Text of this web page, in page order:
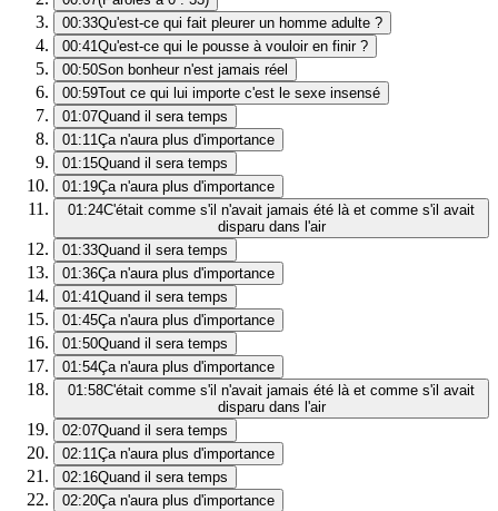
00:33Qu'est-ce qui fait pleurer un homme adulte ?
00:41Qu'est-ce qui le pousse à vouloir en finir ?
00:50Son bonheur n'est jamais réel
00:59Tout ce qui lui importe c'est le sexe insensé
01:07Quand il sera temps
01:11Ça n'aura plus d'importance
01:15Quand il sera temps
01:19Ça n'aura plus d'importance
01:24C'était comme s'il n'avait jamais été là et comme s'il avait
disparu dans l'air
01:33Quand il sera temps
01:36Ça n'aura plus d'importance
01:41Quand il sera temps
01:45Ça n'aura plus d'importance
01:50Quand il sera temps
01:54Ça n'aura plus d'importance
01:58C'était comme s'il n'avait jamais été là et comme s'il avait
disparu dans l'air
02:07Quand il sera temps
02:11Ça n'aura plus d'importance
02:16Quand il sera temps
02:20Ça n'aura plus d'importance